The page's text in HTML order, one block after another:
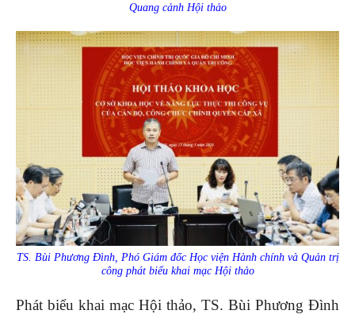
Quang cảnh Hội thảo
TS. Bùi Phương Đình, Phó Giám đốc Học viện Hành chính và Quản trị
công phát biểu khai mạc Hội thảo
Phát biểu khai mạc Hội thảo, TS. Bùi Phương Đình